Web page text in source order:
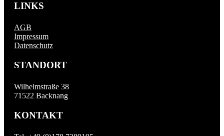
LINKS
AGB
Impressum
Datenschutz
STANDORT
Wilhelmstraße 38
71522 Backnang
KONTAKT